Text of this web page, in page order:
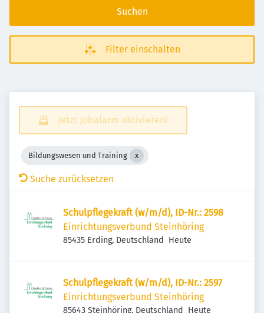
Suchen
Filter einschalten
Jetzt Jobalarm aktivieren!
Bildungswesen und Training
Suche zurücksetzen
Schulpflegekraft (w/m/d), ID-Nr.: 2598
Einrichtungsverbund Steinhöring
85435 Erding, Deutschland Veröffentlicht
Heute
Schulpflegekraft (w/m/d), ID-Nr.: 2597
Einrichtungsverbund Steinhöring
85643 Steinhöring, Deutschland Veröffentlicht
Heute